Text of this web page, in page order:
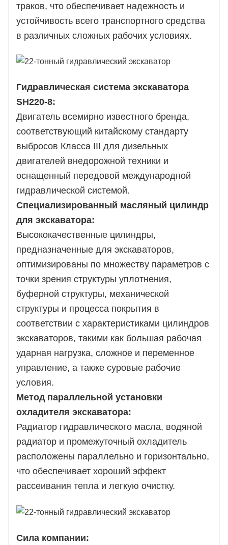
траков, что обеспечивает надежность и
устойчивость всего транспортного средства
в различных сложных рабочих условиях.
Гидравлическая система экскаватора
SH220-8:
Двигатель всемирно известного бренда,
соответствующий китайскому стандарту
выбросов Класса III для дизельных
двигателей внедорожной техники и
оснащенный передовой международной
гидравлической системой.
Специализированный масляный цилиндр
для экскаватора:
Высококачественные цилиндры,
предназначенные для экскаваторов,
оптимизированы по множеству параметров с
точки зрения структуры уплотнения,
буферной структуры, механической
структуры и процесса покрытия в
соответствии с характеристиками цилиндров
экскаваторов, такими как большая рабочая
ударная нагрузка, сложное и переменное
управление, а также суровые рабочие
условия.
Метод параллельной установки
охладителя экскаватора:
Радиатор гидравлического масла, водяной
радиатор и промежуточный охладитель
расположены параллельно и горизонтально,
что обеспечивает хороший эффект
рассеивания тепла и легкую очистку.
Сила компании: